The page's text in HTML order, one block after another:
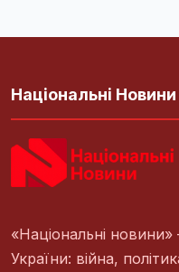
Національні Новини
«Національні
України: війна,